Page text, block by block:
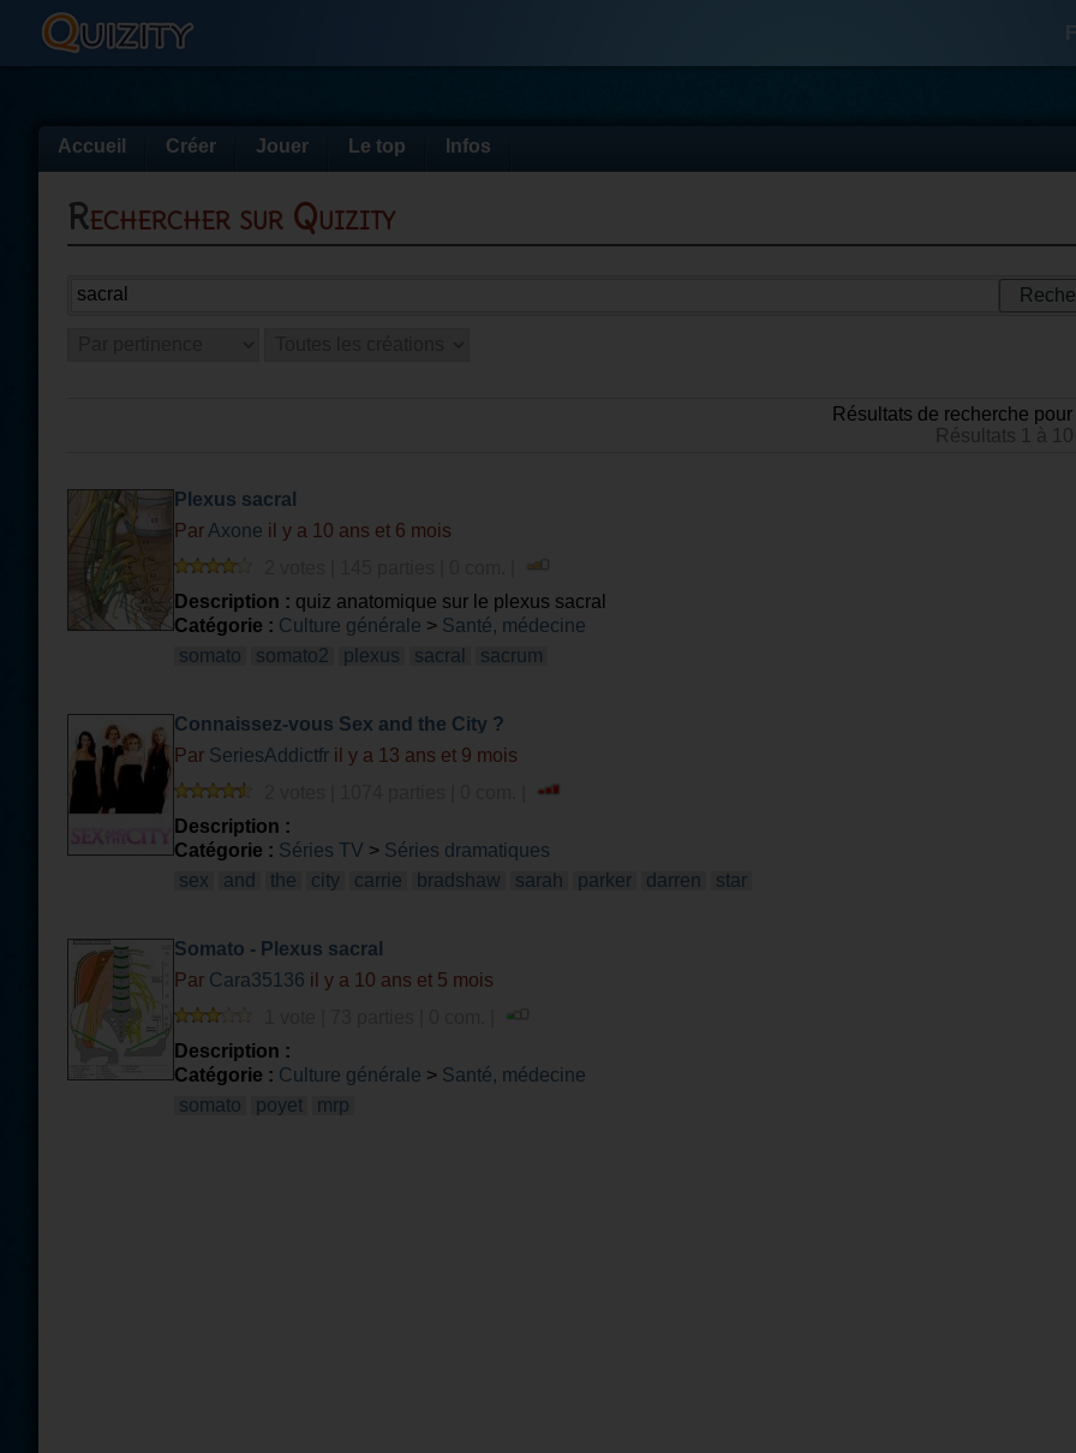
Accueil Créer Jouer Le top Infos
Rechercher sur Quizity
Résultats de recherche pour
Résultats 1 à
Plexus sacral
Par Axone il y a 10 ans et 6 mois
Description : quiz anatomique sur le plexus sacral
Catégorie : Culture générale > Santé, médecine
somato
somato2 plexus sacral sacrum
Connaissez-vous Sex and the City ?
Par SeriesAddictfr il y a 13 ans et 9 mois
Description :
Catégorie : Séries TV > Séries dramatiques
sex
and the city carrie bradshaw sarah parker darren star
Somato - Plexus sacral
Par Cara35136 il y a 10 ans et 5 mois
Description :
Catégorie : Culture générale > Santé, médecine
somato
poyet mrp